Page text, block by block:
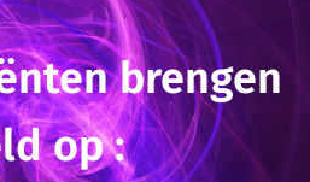
brengen
op :